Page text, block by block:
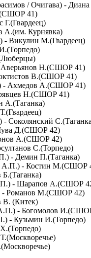
/ Очигава) -
41)
А.(им. Курнявка)
- Викулин М.(Гвардеец)
Аверьянов Н.(СШОР 41)
В.(СШОР 41)
- Ахмедов А.(СШОР 41)
Н.(СШОР 41)
А.(Таганка)
Соколянский
Д.(СШОР 42)
А.(СШОР 42)
С.(Торпедо)
- Демин П.(Таганка)
А.П.) - Костин М.(СШОР
- Шарапов А.(СШОР
- Романов М.(СШОР 42)
В. (Китек)
А.П.) - Богомолов
- Кузьмин И.(Торпедо)